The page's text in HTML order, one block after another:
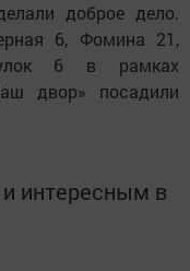
доброе дело.
6, Фомина 21,
6 в рамках
двор» посадили
интересным в